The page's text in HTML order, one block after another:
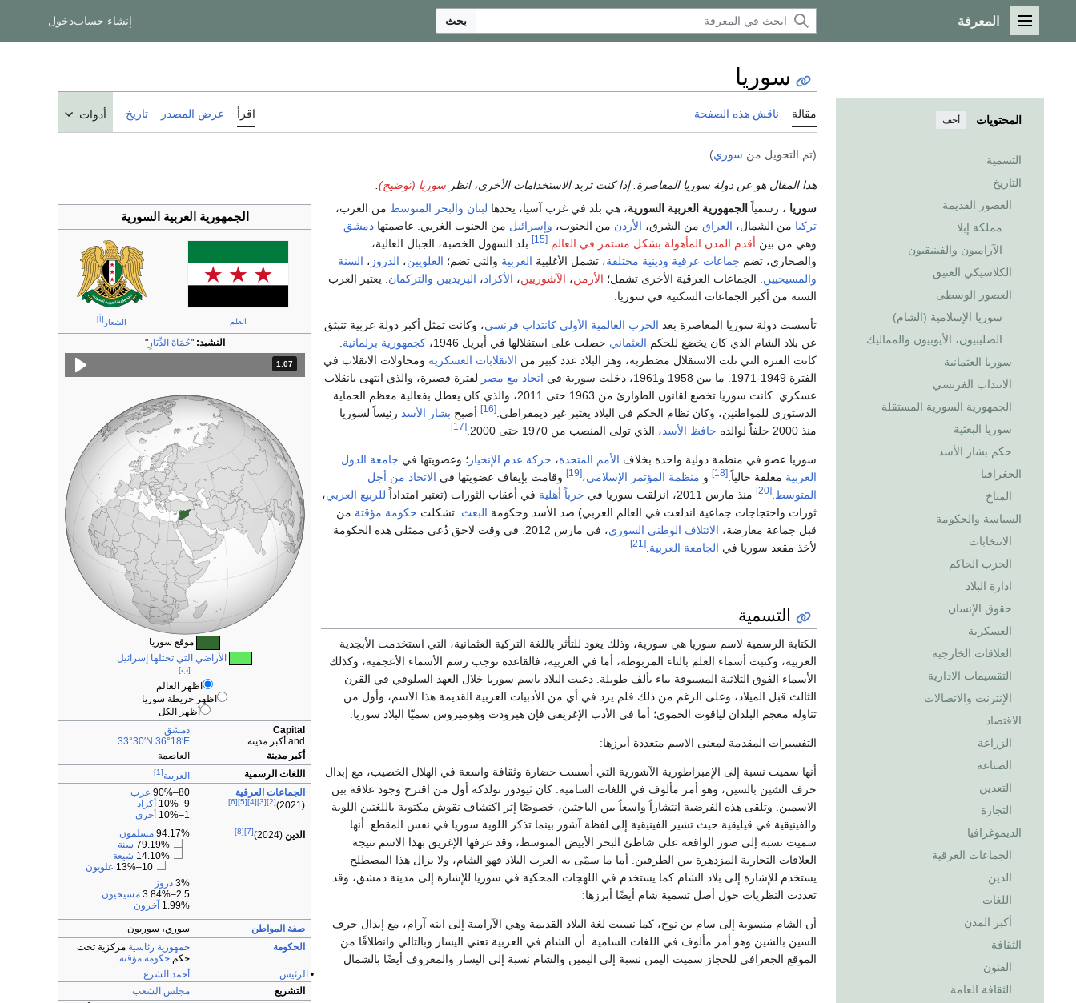
القائمة الرئيسية
المعرفة بحث إنشاء حسابدخول
المحتويات أخف
التسمية
التاريخ
العصور القديمة
مملكة إبلا
الآراميون والفينيقيون
الكلاسيكي العتيق
العصور الوسطى
سوريا الإسلامية (الشام)
الصليبيون، الأيوبيون والمماليك
سوريا العثمانية
الانتداب الفرنسي
الجمهورية السورية المستقلة
سوريا البعثية
حكم بشار الأسد
الجغرافيا
المناخ
السياسة والحكومة
الانتخابات
الحزب الحاكم
ادارة البلاد
حقوق الإنسان
العسكرية
العلاقات الخارجية
التقسيمات الادارية
الإنترنت والاتصالات
الاقتصاد
الزراعة
الصناعة
التعدين
التجارة
الديموغرافيا
الجماعات العرقية
الدين
اللغات
أكبر المدن
الثقافة
الفنون
الثقافة العامة
سوريا
مقالة ناقش هذه الصفحة اقرأ عرض المصدر تاريخ أدوات
(تم التحويل من سوري)
هذا المقال هو عن دولة سوريا المعاصرة. إذا كنت تريد الاستخدامات الأخرى، انظر سوريا (توضيح)
الجمهورية العربية السورية
العلم الشعار [أ]
النشيد: "حُمَاةَ الدِّيَارِ"
المدة: دقائق و 7 ثواني.
1:07
موقع سوريا
الأراضي التي تحتلها إسرائيل
[ب]
اظهر العالم
اظهر خريطة سوريا
أظهر الكل
Capital
and أكبر مدينة
دمشق
33°30′N 36°18′E
أكبر مدينة
العاصمة
اللغات الرسمية
العربية[1]
الجماعات العرقية
(2021)
[2]
[3]
[4]
[5]
[6]
80–90%
عرب
9–10%
أكراد
1–10%
أخرى
الدين (2024)
[7]
[8]
94.17% مسلمون
79.19% سنة
14.10% شيعة
10–13%
علويون
3% دروز
2.5–3.84%
مسيحيون
1.99% آخرون
صفة المواطن
سوري، سوريون
الحكومة
جمهورية رئاسية مركزية تحت
حكمحكومة مؤقتة
• الرئيس
أحمد الشرع
التشريع
مجلس الشعب
سوريا ، رسمياً الجمهورية العربية السورية، هي بلد في غرب آسيا، يحدها لبنان والبحر المتوسط من الغرب،
تركيا من الشمال، العراق من الشرق، الأردن من الجنوب، وإسرائيل من الجنوب الغربي. عاصمتها دمشق
وهي من بين أقدم المدن المأهولة بشكل مستمر في العالم [15]
بلد السهول الخصبة، الجبال العالية،
والصحاري، تضم جماعات عرقية ودينية مختلفة، تشمل الأغلبية العربية والتي تضم؛ العلويين، الدروز ، السنة
والمسيحيين . الجماعات العرقية الأخرى تشمل؛ الأرمن، الآشوريين، الأكراد، اليزيديين والتركمان . يعتبر العرب
السنة من أكبر الجماعات السكنية في سوريا.
تأسست دولة سوريا المعاصرة بعد الحرب العالمية الأولى كانتداب فرنسي، وكانت تمثل أكبر دولة عربية تنبثق
عن بلاد الشام الذي كان يخضع للحكم العثماني حصلت على استقلالها في أبريل 1946، كجمهورية برلمانية
كانت الفترة التي تلت الاستقلال مضطربة، وهز البلاد عدد كبير من الانقلابات العسكرية ومحاولات الانقلاب في
الفترة 1949-1971. ما بين 1958 و1961، دخلت سورية في
اتحاد مع مصر لفترة قصيرة، والذي انتهى بانقلاب
عسكري. كانت سوريا تخضع لقانون الطوارئ من 1963 حتى 2011، والذي كان يعطل بفعالية معظم الحماية
الدستوري للمواطنين، وكان نظام الحكم في البلاد يعتبر غير ديمقراطي. [16] أصبح بشار الأسد رئيساً لسوريا
منذ 2000 حلفاًُ لوالده
حافظ الأسد، الذي تولى المنصب من 1970 حتى 2000. [17]
سوريا عضو في منظمة دولية واحدة بخلاف الأمم المتحدة، حركة عدم الإنحياز ؛ وعضويتها في جامعة الدول
العربية معلقة حالياً. [18] و منظمة المؤتمر الإسلامي،[19] وقامت بإيقاف عضويتها في الاتحاد من أجل
المتوسط [20] منذ مارس 2011، انزلقت سوريا في حرباً أهلية في أعقاب الثورات (تعتبر امتداداً للربيع العربي،
ثورات واحتجاجات جماعية اندلعت في العالم العربي) ضد الأسد وحكومة البعث . تشكلت حكومة مؤقتة من
قبل جماعة معارضة، الائتلاف الوطني السوري
، في مارس 2012. في وقت لاحق دُعي ممثلي هذه الحكومة
لأخذ مقعد سوريا في الجامعة العربية [21]
التسمية
الكتابة الرسمية لاسم سوريا هي سورية، وذلك يعود للتأثر باللغة التركية العثمانية، التي استخدمت الأبجدية
العربية، وكتبت أسماء العلم بالتاء المربوطة، أما في العربية، فالقاعدة توجب رسم الأسماء الأعجمية، وكذلك
الأسماء الفوق الثلاثية المسبوقة بياء بألف طويلة. دعيت البلاد باسم سوريا خلال العهد السلوقي في القرن
الثالث قبل الميلاد، وعلى الرغم من ذلك فلم يرد في أي من الأدبيات العربية القديمة هذا الاسم، وأول من
تناوله معجم البلدان لياقوت الحموي؛ أما في الأدب الإغريقي فإن هيرودت وهوميروس سميّا البلاد سوريا.
التفسيرات المقدمة لمعنى الاسم متعددة أبرزها:
أنها سميت نسبة إلى الإمبراطورية الآشورية التي أسست حضارة وثقافة واسعة في الهلال الخصيب، مع إبدال
حرف الشين بالسين، وهو أمر مألوف في اللغات السامية. كان ثيودور نولدكه أول من اقترح وجود علاقة بين
الاسمين. وتلقى هذه الفرضية انتشاراً واسعاً بين الباحثين، خصوصًا إثر اكتشاف نقوش مكتوبة باللغتين اللوية
والفينيقية في قيليقية حيث تشير الفينيقية إلى لفظة آشور بينما تذكر اللوية سوريا في نفس المقطع. أنها
سميت نسبة إلى صور الواقعة على شاطئ البحر الأبيض المتوسط، وقد عرفها الإغريق بهذا الاسم نتيجة
العلاقات التجارية المزدهرة بين الطرفين. أما ما سمّى به العرب البلاد فهو الشام، ولا يزال هذا المصطلح
يستخدم للإشارة إلى بلاد الشام كما يستخدم في اللهجات المحكية في سوريا للإشارة إلى مدينة دمشق، وقد
تعددت النظريات حول أصل تسمية شام أيضًا أبرزها:
أن الشام منسوبة إلى سام بن نوح، كما نسبت لغة البلاد القديمة وهي الآرامية إلى ابنه آرام، مع إبدال حرف
السين بالشين وهو أمر مألوف في اللغات السامية. أن الشام في العربية تعني اليسار وبالتالي وانطلاقًا من
الموقع الجغرافي للحجاز سميت اليمن نسبة إلى اليمين والشام نسبة إلى اليسار والمعروف أيضًا بالشمال